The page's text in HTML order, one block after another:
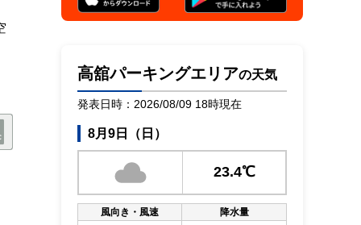
高舘パーキングエリアの天気
発表日時：2026/08/09 18時現在
8月9日（日）
23.4℃
風向き・風速
降水量